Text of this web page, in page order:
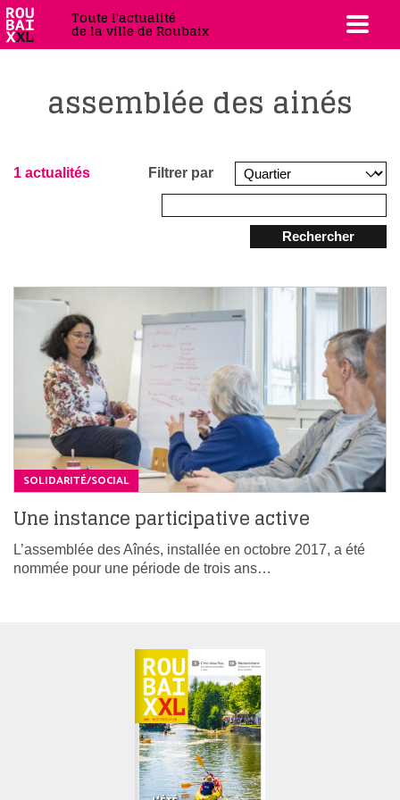
Toute l'actualité
de la ville de Roubaix
assemblée des ainés
1 actualités Filtrer par
Rechercher
SOLIDARITÉ/SOCIAL
Une instance participative active
L’assemblée des Aînés, installée en octobre 2017, a été
nommée pour une période de trois ans…